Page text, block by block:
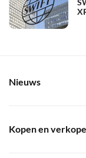
Nieuws
Kopen en